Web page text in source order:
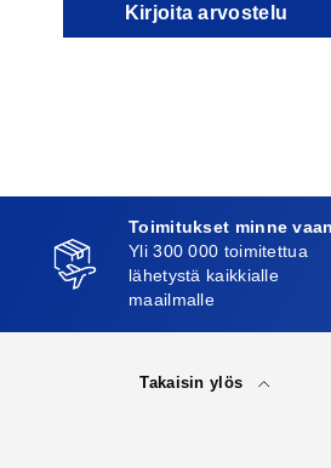
Kirjoita arvostelu
Toimitukset minne vaan
Yli 300 000 toimitettua
lähetystä kaikkialle
maailmalle
Takaisin ylös